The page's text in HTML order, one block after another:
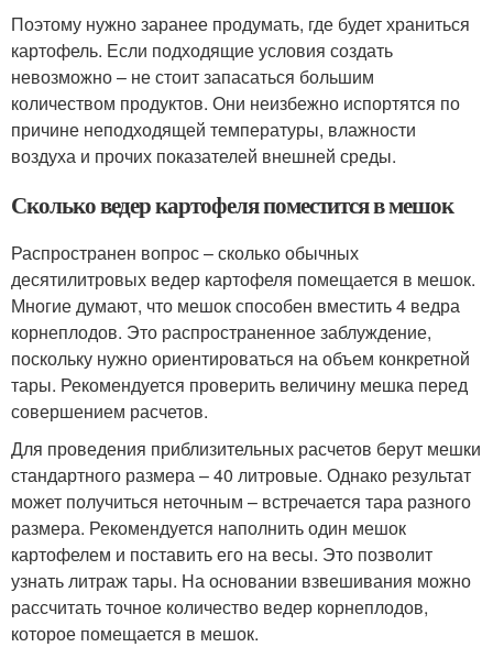
Поэтому нужно заранее продумать, где будет храниться
картофель. Если подходящие условия создать
невозможно – не стоит запасаться большим
количеством продуктов. Они неизбежно испортятся по
причине неподходящей температуры, влажности
воздуха и прочих показателей внешней среды.
Сколько ведер картофеля поместится в мешок
Распространен вопрос – сколько обычных
десятилитровых ведер картофеля помещается в мешок.
Многие думают, что мешок способен вместить 4 ведра
корнеплодов. Это распространенное заблуждение,
поскольку нужно ориентироваться на объем конкретной
тары. Рекомендуется проверить величину мешка перед
совершением расчетов.
Для проведения приблизительных расчетов берут мешки
стандартного размера – 40 литровые. Однако результат
может получиться неточным – встречается тара разного
размера. Рекомендуется наполнить один мешок
картофелем и поставить его на весы. Это позволит
узнать литраж тары. На основании взвешивания можно
рассчитать точное количество ведер корнеплодов,
которое помещается в мешок.